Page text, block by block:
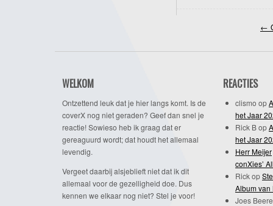
←
WELKOM
Ontzettend leuk dat je hier langs komt. Is de
coverX nog niet geraden? Geef dan snel je
reactie! Sowieso heb ik graag dat er
gereaguurd wordt; dat houdt het allemaal
levendig.
Vergeet daarbij alsjeblieft niet dat ik dit
allemaal voor de gezelligheid doe. Dus
kennen we elkaar nog niet? Stel je voor!
REACTIES
clismo op
het Jaar
Rick Bop
het Jaar
Herr Meijer
conXies’
Rickop
Album van
Joes